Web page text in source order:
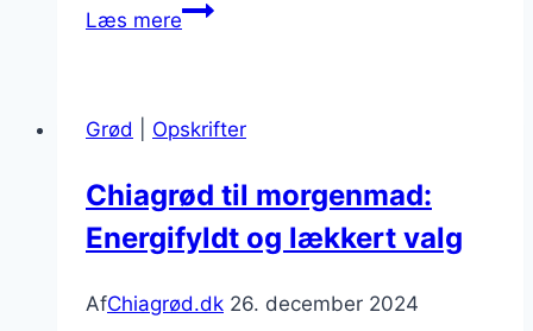
Læs mereChiagrød
forkæler
smagsløg
Grød Opskrifter
Chiagrød til morgenmad:
Energifyldt og lækkert valg
AfChiagrød.dk 26. december 2024